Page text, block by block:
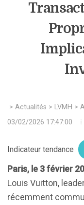
> Actualités > LVMH >
03/02/2026 17:47:00
Indicateur tendance
Paris, le 3 février
Louis Vuitton,
récemment